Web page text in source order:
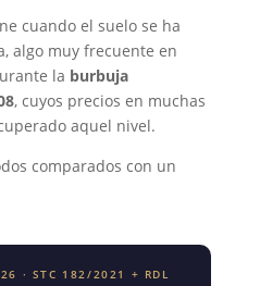
cuando el suelo se ha
algo muy frecuente en
la burbuja
, cuyos precios en muchas
aquel nivel.
comparados con un
· STC 182/2021 + RDL